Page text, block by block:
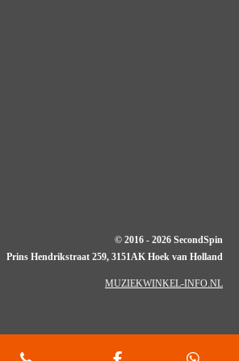
© 2016 - 2026 SecondSpin
Prins Hendrikstraat 259, 3151AK Hoek van Holland
MUZIEKWINKEL-INFO.NL